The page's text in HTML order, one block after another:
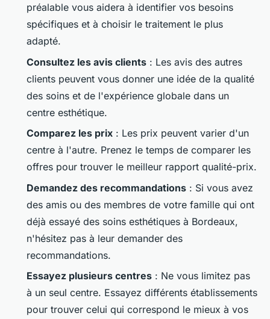
préalable vous aidera à identifier vos besoins
spécifiques et à choisir le traitement le plus
adapté.
Consultez les avis clients : Les avis des autres
clients peuvent vous donner une idée de la qualité
des soins et de l'expérience globale dans un
centre esthétique.
Comparez les prix : Les prix peuvent varier d'un
centre à l'autre. Prenez le temps de comparer les
offres pour trouver le meilleur rapport qualité-prix.
Demandez des recommandations : Si vous avez
des amis ou des membres de votre famille qui ont
déjà essayé des soins esthétiques à Bordeaux,
n'hésitez pas à leur demander des
recommandations.
Essayez plusieurs centres : Ne vous limitez pas
à un seul centre. Essayez différents établissements
pour trouver celui qui correspond le mieux à vos